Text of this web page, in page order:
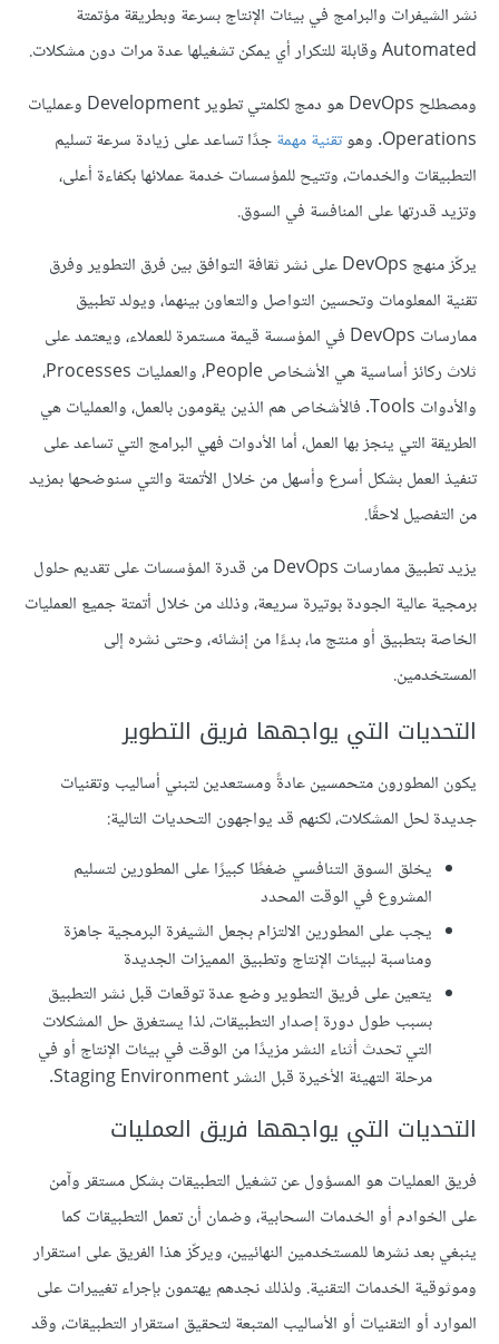
نشر الشيفرات والبرامج في بيئات الإنتاج بسرعة وبطريقة مؤتمتة
Automated وقابلة للتكرار أي يمكن تشغيلها عدة مرات دون مشكلات.
ومصطلح DevOps هو دمج لكلمتي تطوير Development وعمليات
Operations. وهو
تقنية مهمةجدًا تساعد على زيادة سرعة تسليم
التطبيقات والخدمات، وتتيح للمؤسسات خدمة عملائها بكفاءة أعلى،
وتزيد قدرتها على المنافسة في السوق.
يركّز منهج DevOps على نشر ثقافة التوافق بين فرق التطوير وفرق
تقنية المعلومات وتحسين التواصل والتعاون بينهما، ويولد تطبيق
ممارسات DevOps في المؤسسة قيمة مستمرة للعملاء، ويعتمد على
ثلاث ركائز أساسية هي الأشخاص People، والعمليات Processes،
والأدوات Tools. فالأشخاص هم الذين يقومون بالعمل، والعمليات هي
الطريقة التي ينجز بها العمل، أما الأدوات فهي البرامج التي تساعد على
تنفيذ العمل بشكل أسرع وأسهل من خلال الأتمتة والتي سنوضحها بمزيد
من التفصيل لاحقًا.
يزيد تطبيق ممارسات DevOps من قدرة المؤسسات على تقديم حلول
برمجية عالية الجودة بوتيرة سريعة، وذلك من خلال أتمتة جميع العمليات
الخاصة بتطبيق أو منتج ما، بدءًا من إنشائه، وحتى نشره إلى
المستخدمين.
التحديات التي يواجهها فريق التطوير
يكون المطورون متحمسين عادةً ومستعدين لتبني أساليب وتقنيات
جديدة لحل المشكلات، لكنهم قد يواجهون التحديات التالية:
يخلق السوق التنافسي ضغطًا كبيرًا على المطورين لتسليم
المشروع في الوقت المحدد
يجب على المطورين الالتزام بجعل الشيفرة البرمجية جاهزة
ومناسبة لبيئات الإنتاج وتطبيق المميزات الجديدة
يتعين على فريق التطوير وضع عدة توقعات قبل نشر التطبيق
بسبب طول دورة إصدار التطبيقات، لذا يستغرق حل المشكلات
التي تحدث أثناء النشر مزيدًا من الوقت في بيئات الإنتاج أو في
مرحلة التهيئة الأخيرة قبل النشر Staging Environment.
التحديات التي يواجهها فريق العمليات
فريق العمليات هو المسؤول عن تشغيل التطبيقات بشكل مستقر وآمن
على الخوادم أو الخدمات السحابية، وضمان أن تعمل التطبيقات كما
ينبغي بعد نشرها للمستخدمين النهائيين، ويركّز هذا الفريق على استقرار
وموثوقية الخدمات التقنية. ولذلك نجدهم يهتمون بإجراء تغييرات على
الموارد أو التقنيات أو الأساليب المتبعة لتحقيق استقرار التطبيقات، وقد